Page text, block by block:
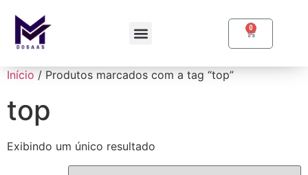
0
Início / Produtos marcados com a tag “top”
top
Exibindo um único resultado